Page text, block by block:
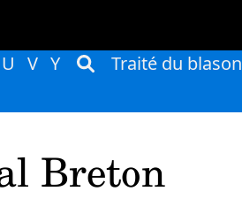
U V Y
Traité du blason
Breton